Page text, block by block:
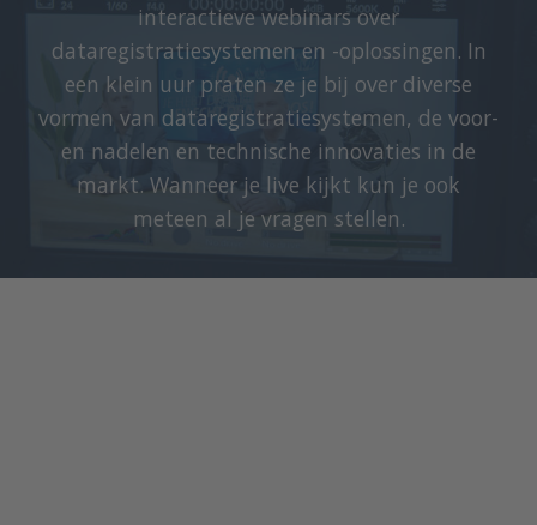
interactieve webinars over
dataregistratiesystemen en -oplossingen. In
een klein uur praten ze je bij over diverse
vormen van dataregistratiesystemen, de voor-
en nadelen en technische innovaties in de
markt. Wanneer je live kijkt kun je ook
meteen al je vragen stellen.